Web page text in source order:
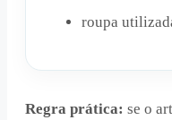
roupa
Regra prática: se o